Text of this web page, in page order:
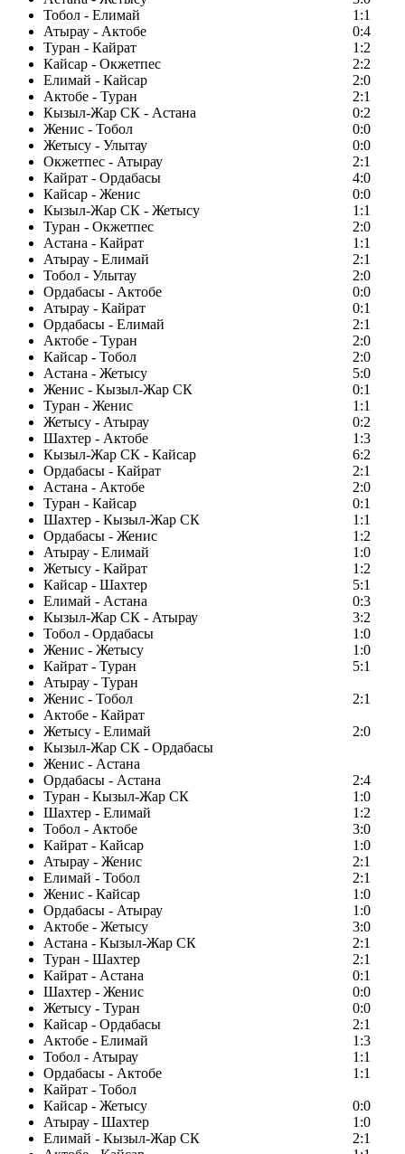
Тобол - Елимай
1:1
Атырау - Актобе
0:4
Туран - Кайрат
1:2
Кайсар - Окжетпес
2:2
Елимай - Кайсар
2:0
Актобе - Туран
2:1
Кызыл-Жар СК - Астана
0:2
Женис - Тобол
0:0
Жетысу - Улытау
0:0
Окжетпес - Атырау
2:1
Кайрат - Ордабасы
4:0
Кайсар - Женис
0:0
Кызыл-Жар СК - Жетысу
1:1
Туран - Окжетпес
2:0
Астана - Кайрат
1:1
Атырау - Елимай
2:1
Тобол - Улытау
2:0
Ордабасы - Актобе
0:0
Атырау - Кайрат
0:1
Ордабасы - Елимай
2:1
Актобе - Туран
2:0
Кайсар - Тобол
2:0
Астана - Жетысу
5:0
Женис - Кызыл-Жар СК
0:1
Туран - Женис
1:1
Жетысу - Атырау
0:2
Шахтер - Актобе
1:3
Кызыл-Жар СК - Кайсар
6:2
Ордабасы - Кайрат
2:1
Астана - Актобе
2:0
Туран - Кайсар
0:1
Шахтер - Кызыл-Жар СК
1:1
Ордабасы - Женис
1:2
Атырау - Елимай
1:0
Жетысу - Кайрат
1:2
Кайсар - Шахтер
5:1
Елимай - Астана
0:3
Кызыл-Жар СК - Атырау
3:2
Тобол - Ордабасы
1:0
Женис - Жетысу
1:0
Кайрат - Туран
5:1
Атырау - Туран
Женис - Тобол
2:1
Актобе - Кайрат
Жетысу - Елимай
2:0
Кызыл-Жар СК - Ордабасы
Женис - Астана
Ордабасы - Астана
2:4
Туран - Кызыл-Жар СК
1:0
Шахтер - Елимай
1:2
Тобол - Актобе
3:0
Кайрат - Кайсар
1:0
Атырау - Женис
2:1
Елимай - Тобол
2:1
Женис - Кайсар
1:0
Ордабасы - Атырау
1:0
Актобе - Жетысу
3:0
Астана - Кызыл-Жар СК
2:1
Туран - Шахтер
2:1
Кайрат - Астана
0:1
Шахтер - Женис
0:0
Жетысу - Туран
0:0
Кайсар - Ордабасы
2:1
Актобе - Елимай
1:3
Тобол - Атырау
1:1
Ордабасы - Актобе
1:1
Кайрат - Тобол
Кайсар - Жетысу
0:0
Атырау - Шахтер
1:0
Елимай - Кызыл-Жар СК
2:1